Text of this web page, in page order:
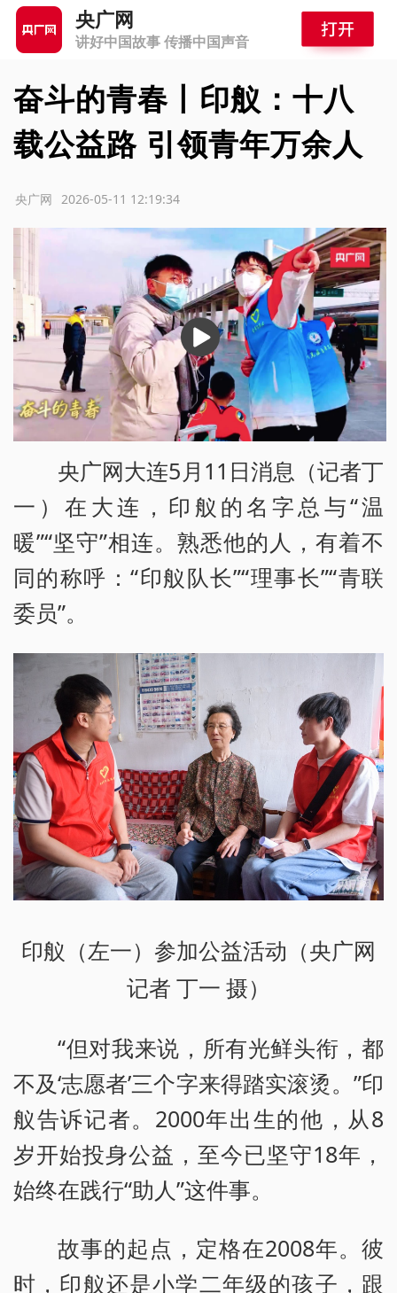
央广网
讲好中国故事 传播中国声音
奋斗的青春丨印舣：十八
载公益路 引领青年万余人
2026-05-11 12:19:34
央广网
播
放
央广网大连5月11日消息（记者丁
一）在大连，印舣的名字总与“温
暖”“坚守”相连。熟悉他的人，有着不
同的称呼：“印舣队长”“理事长”“青联
委员”。
印舣（左一）参加公益活动（央广网
记者 丁一 摄）
“但对我来说，所有光鲜头衔，都
不及‘志愿者’三个字来得踏实滚烫。”印
舣告诉记者。2000年出生的他，从8
岁开始投身公益，至今已坚守18年，
始终在践行“助人”这件事。
故事的起点，定格在2008年。彼
时，印舣还是小学二年级的孩子，跟